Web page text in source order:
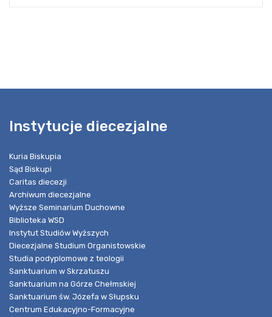
Instytucje diecezjalne
Kuria Biskupia
Sąd Biskupi
Caritas diecezji
Archiwum diecezjalne
Wyższe Seminarium Duchowne
Biblioteka WSD
Instytut Studiów Wyższych
Diecezjalne Studium Organistowskie
Studia podyplomowe z teologii
Sanktuarium w Skrzatuszu
Sanktuarium na Górze Chełmskiej
Sanktuarium św. Józefa w Słupsku
Centrum Edukacyjno-Formacyjne